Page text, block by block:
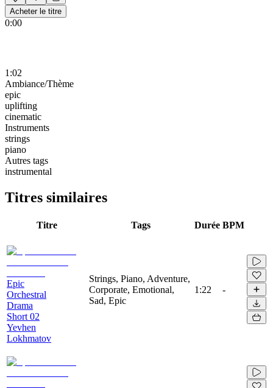
Acheter le titre
0:00
1:02
Ambiance/Thème
epic
uplifting
cinematic
Instruments
strings
piano
Autres tags
instrumental
Titres similaires
Titre Tags Durée BPM
Epic
Orchestral
Drama
Short 02
Yevhen
Lokhmatov
Strings, Piano, Adventure,
Corporate, Emotional,
Sad, Epic
1:22 -